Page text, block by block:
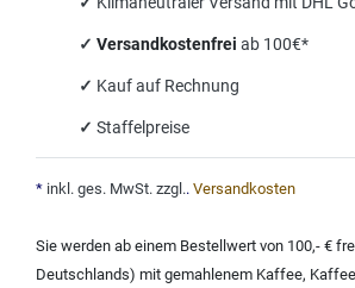
✓ Versandkostenfrei ab 100€*
✓ Kauf auf Rechnung
✓ Staffelpreise
* inkl. ges. MwSt. zzgl.. Versandkosten
Sie werden ab einem Bestellwert von 100,- €
Deutschlands) mit gemahlenem Kaffee,